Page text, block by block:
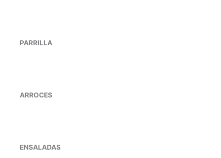
PARRILLA
ARROCES
ENSALADAS